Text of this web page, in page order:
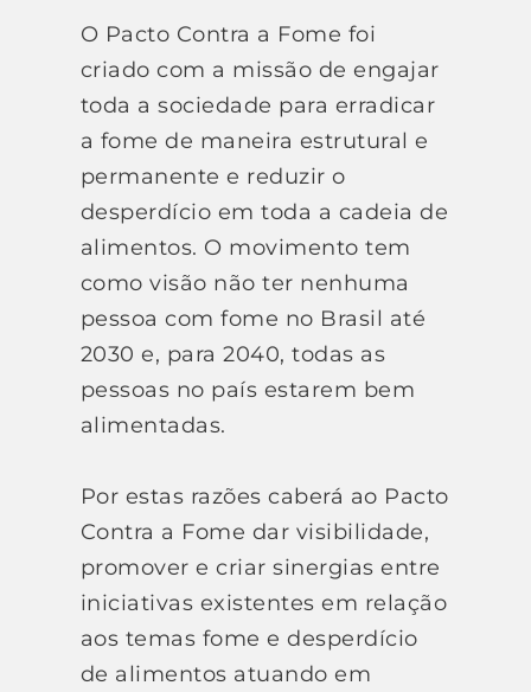
O Pacto Contra a Fome foi
criado com a missão de engajar
toda a sociedade para erradicar
a fome de maneira estrutural e
permanente e reduzir o
desperdício em toda a cadeia de
alimentos. O movimento tem
como visão não ter nenhuma
pessoa com fome no Brasil até
2030 e, para 2040, todas as
pessoas no país estarem bem
alimentadas.
Por estas razões caberá ao Pacto
Contra a Fome dar visibilidade,
promover e criar sinergias entre
iniciativas existentes em relação
aos temas fome e desperdício
de alimentos atuando em